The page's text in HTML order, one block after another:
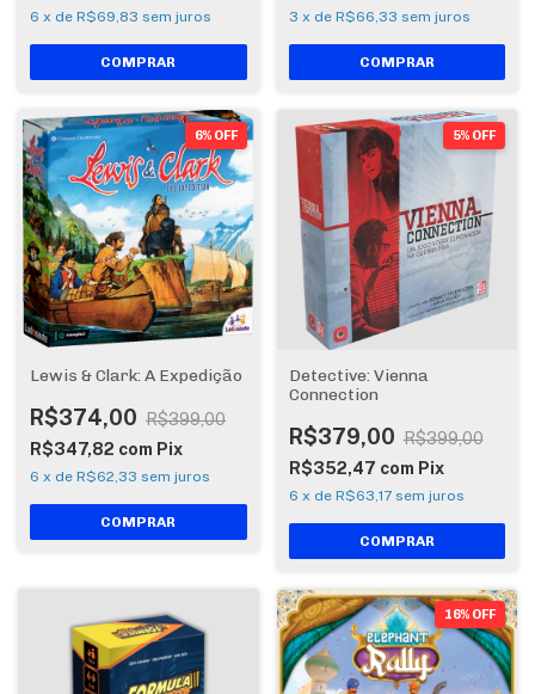
6 x de R$69,83 sem juros 3 x de R$66,33 sem juros
6% OFF
Lewis & Clark: A Expedição
R$374,00 R$399,00
R$347,82 com Pix
6 x de R$62,33 sem juros
5% OFF
Detective: Vienna
Connection
R$379,00 R$399,00
R$352,47 com Pix
6 x de R$63,17 sem juros
16% OFF